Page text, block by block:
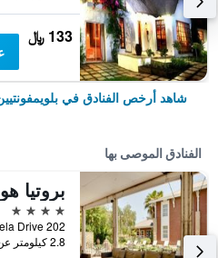
133 ﷼
شاهد أرخص الفنادق في
الفنادق الموصى بها
4 نجوم
2.8 كيلومتر عن وسط المدينة